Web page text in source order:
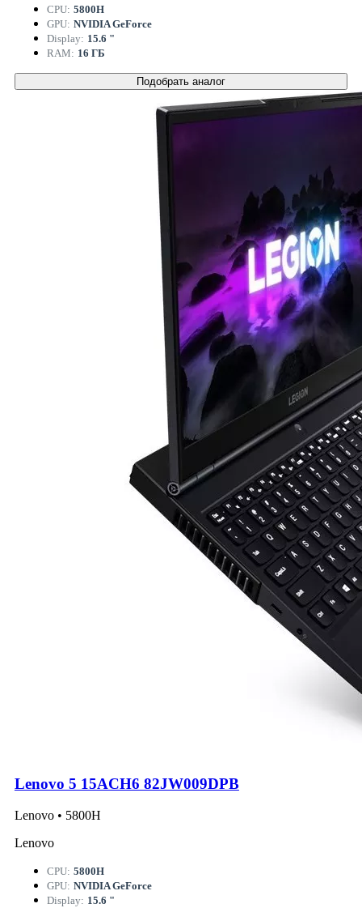
CPU: 5800H
GPU: NVIDIA GeForce
Display: 15.6 "
RAM: 16 ГБ
Подобрать аналог
Lenovo 5 15ACH6 82JW009DPB
Lenovo • 5800H
Lenovo
CPU: 5800H
GPU: NVIDIA GeForce
Display: 15.6 "